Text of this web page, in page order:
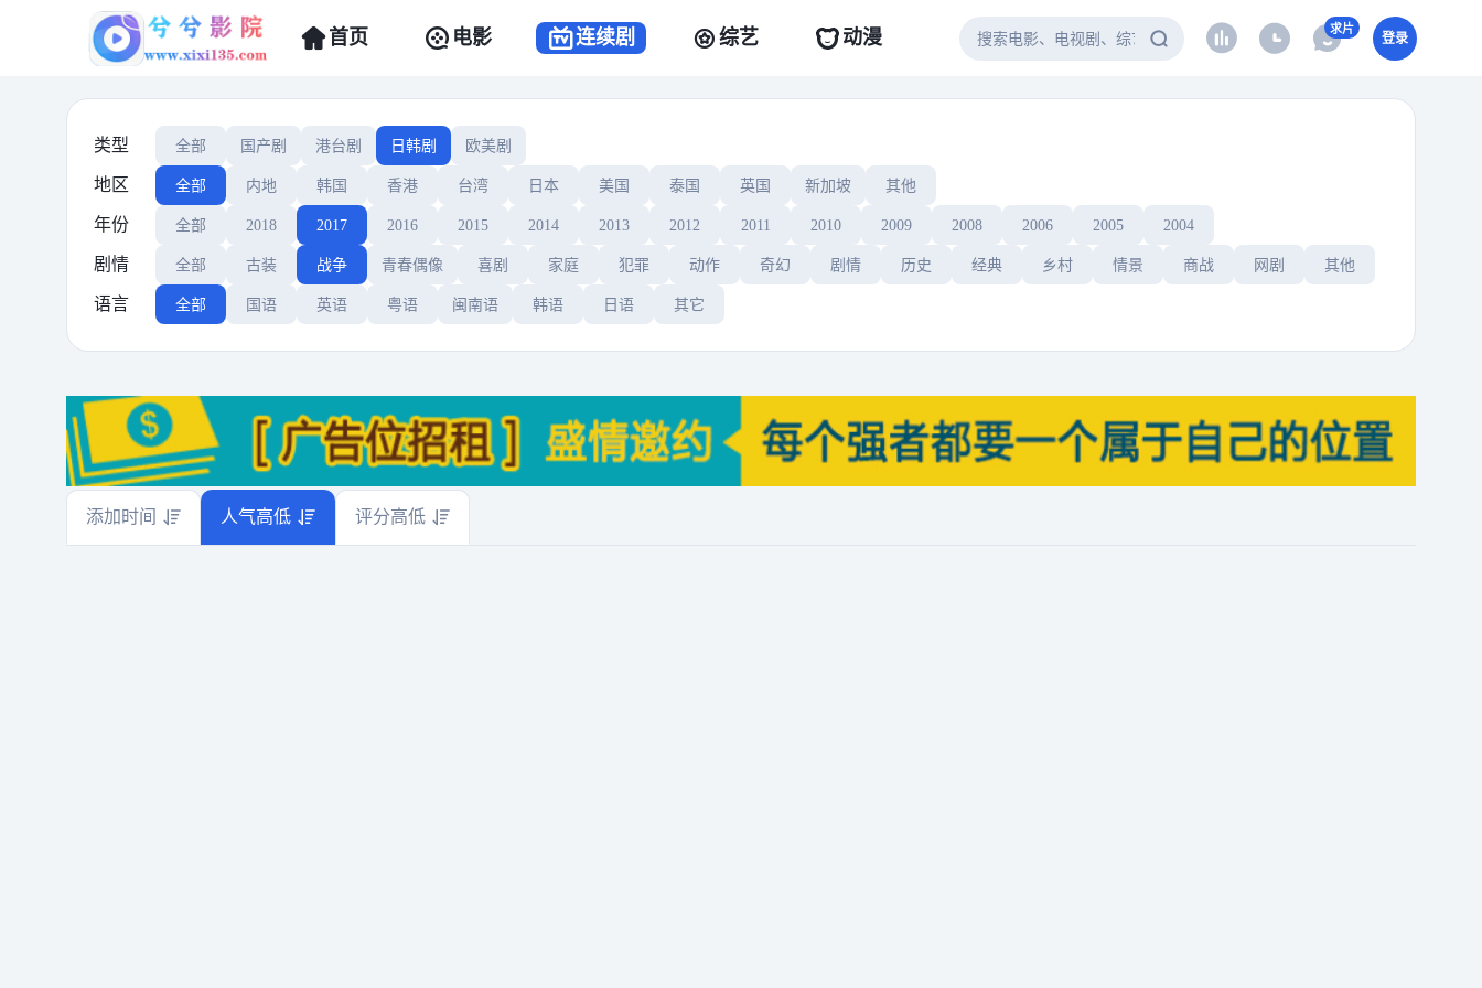
首页 电影 连续剧 综艺 动漫 求片
登录
类型 全部 国产剧 港台剧 日韩剧 欧美剧
地区 全部 内地 韩国 香港 台湾 日本 美国 泰国 英国 新加坡 其他
年份 全部 2018 2017 2016 2015 2014 2013 2012 2011 2010 2009 2008 2006 2005 2004
剧情 全部 古装 战争 青春偶像 喜剧 家庭 犯罪 动作 奇幻 剧情 历史 经典 乡村 情景 商战 网剧 其他
语言 全部 国语 英语 粤语 闽南语 韩语 日语 其它
添加时间 人气高低 评分高低